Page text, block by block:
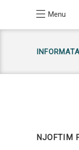
Menu
NJOFTIM